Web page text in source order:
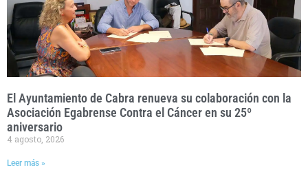
El Ayuntamiento de Cabra renueva su colaboración con la
Asociación Egabrense Contra el Cáncer en su 25º
aniversario
4 agosto, 2026
Leer más »